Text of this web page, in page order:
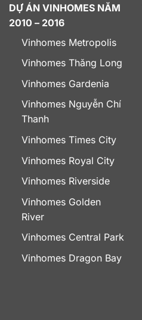
DỰ ÁN VINHOMES NĂM
2010 – 2016
Vinhomes Metropolis
Vinhomes Thăng Long
Vinhomes Gardenia
Vinhomes Nguyễn Chí
Thanh
Vinhomes Times City
Vinhomes Royal City
Vinhomes Riverside
Vinhomes Golden
River
Vinhomes Central Park
Vinhomes Dragon Bay